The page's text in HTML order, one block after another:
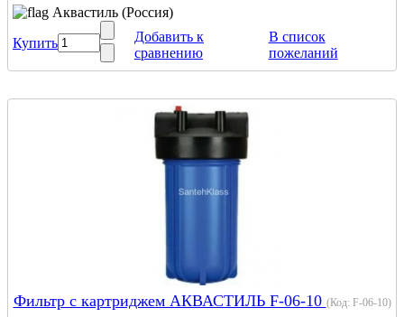
Аквастиль (Россия)
Купить
Добавить к
сравнению
В список
пожеланий
Фильтр с картриджем АКВАСТИЛЬ F-06-10 (Код: F-06-10)